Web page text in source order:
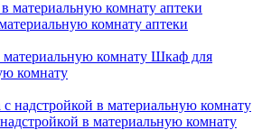
комнату аптеки
Шкаф для
комнату
в материальную комнату